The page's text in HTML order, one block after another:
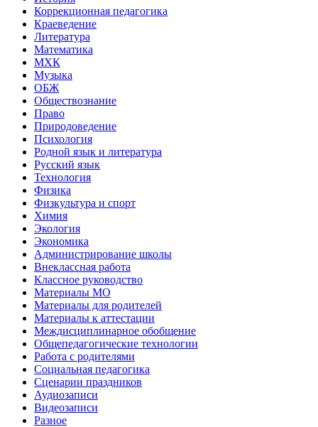
Коррекционная педагогика
Краеведение
Литература
Математика
МХК
Музыка
ОБЖ
Обществознание
Право
Природоведение
Психология
Родной язык и литература
Русский язык
Технология
Физика
Физкультура и спорт
Химия
Экология
Экономика
Администрирование школы
Внеклассная работа
Классное руководство
Материалы МО
Материалы для родителей
Материалы к аттестации
Междисциплинарное обобщение
Общепедагогические технологии
Работа с родителями
Социальная педагогика
Сценарии праздников
Аудиозаписи
Видеозаписи
Разное